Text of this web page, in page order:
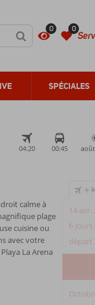
0 0
SPÉCIALES
04:20 00:45
calme à
plage
cuisine ou
avec votre
La Arena
+
14 avr.
6 jours
départ